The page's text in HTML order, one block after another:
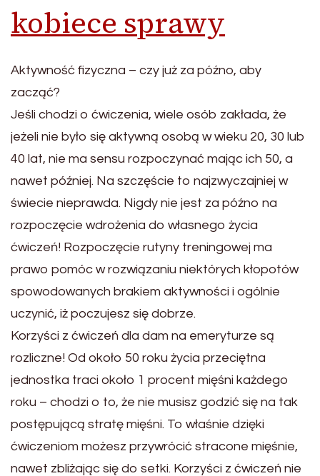
kobiece sprawy
Aktywność fizyczna – czy już za późno, aby
zacząć?
Jeśli chodzi o ćwiczenia, wiele osób zakłada, że
jeżeli nie było się aktywną osobą w wieku 20, 30 lub
40 lat, nie ma sensu rozpoczynać mając ich 50, a
nawet później. Na szczęście to najzwyczajniej w
świecie nieprawda. Nigdy nie jest za późno na
rozpoczęcie wdrożenia do własnego życia
ćwiczeń! Rozpoczęcie rutyny treningowej ma
prawo pomóc w rozwiązaniu niektórych kłopotów
spowodowanych brakiem aktywności i ogólnie
uczynić, iż poczujesz się dobrze.
Korzyści z ćwiczeń dla dam na emeryturze są
rozliczne! Od około 50 roku życia przeciętna
jednostka traci około 1 procent mięśni każdego
roku – chodzi o to, że nie musisz godzić się na tak
postępującą stratę mięśni. To właśnie dzięki
ćwiczeniom możesz przywrócić stracone mięśnie,
nawet zbliżając się do setki. Korzyści z ćwiczeń nie